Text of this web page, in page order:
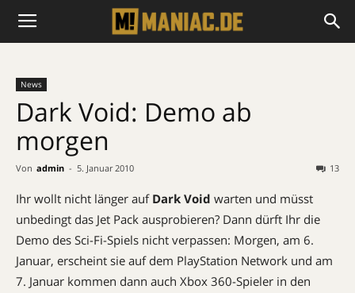
News
Dark Void: Demo ab
morgen
Von admin - 5. Januar 2010 13
Ihr wollt nicht länger auf Dark Void warten und müsst
unbedingt das Jet Pack ausprobieren? Dann dürft Ihr die
Demo des Sci-Fi-Spiels nicht verpassen: Morgen, am 6.
Januar, erscheint sie auf dem PlayStation Network und am
7. Januar kommen dann auch Xbox 360-Spieler in den